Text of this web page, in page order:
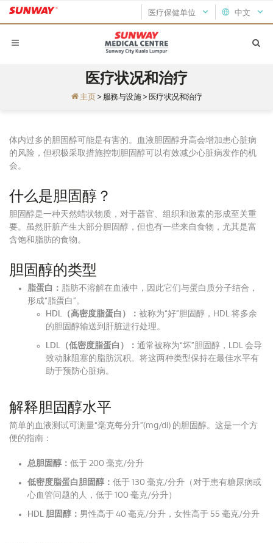
中文
医疗保健单位
医疗状况和治疗
主页 > 服務与设施 > 医疗状况和治疗
体内过多的胆固醇可能是有害的。
血液胆固醇升高会增加患心脏病
的风险，但积极采取措施控制胆固醇可以有效减少心脏病发作的机
会。
什么是胆固醇？
胆固醇是一种天然蜡状物质，对于器官、组织和激素的形成至关重
要。 虽然肝脏产生大部分胆固醇，但也有一些来自食物，尤其是富
含饱和脂肪的食物。
胆固醇的类型
脂蛋白： 脂肪不溶解在血液中，因此它们与蛋白质分子结合，
形成“脂蛋白”。
HDL（高密度脂蛋白）： 被称为“好”胆固醇，HDL 将多余
的胆固醇输送到肝脏进行处理。
LDL（低密度脂蛋白）： 通常被称为“坏”胆固醇，LDL 会导
致动脉阻塞的脂肪沉积。 将这两种类型保持在最佳水平有
助于预防心脏病。
解释胆固醇水平
简单的血液测试可测量“毫克每分升”(mg/dl) 的胆固醇。 这是一个方
便的指南：
总胆固醇： 低于 200 毫克/分升
低密度脂蛋白胆固醇： 低于 130 毫克/分升（对于患有糖尿病或
心血管问题的人，低于 100 毫克/分升）
HDL 胆固醇： 男性高于 40 毫克/分升，女性高于 55 毫克/分升